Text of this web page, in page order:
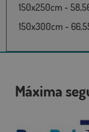
150x250cm -
150x300cm -
Máxima